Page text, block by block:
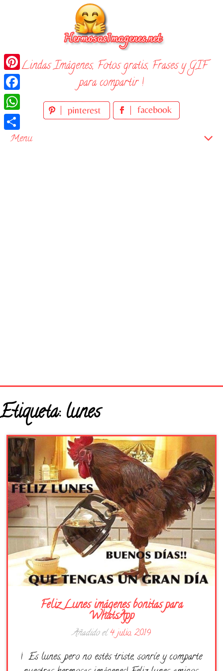
¡ Lindas Imágenes, Fotos gratis, Frases y GIF
para compartir !
Menu
Página principal
Buenos Días
Días de la Semana
Buenas Noches
Frases
Feliz Cumpleaños
Festividad
Etiqueta:lunes
Feliz Lunes imágenes bonitas para
WhatsApp
Añadido el4 julio, 2019
¡ Es lunes, pero no estés triste, sonríe y comparte
Pinterest
Facebook
WhatsApp
Compartir